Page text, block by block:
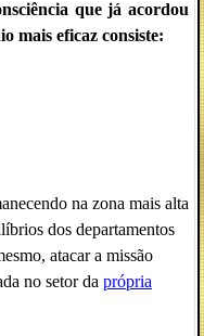
que já acordou
mais eficaz consiste:
na zona mais alta
dos departamentos
atacar a missão
no setor da própria